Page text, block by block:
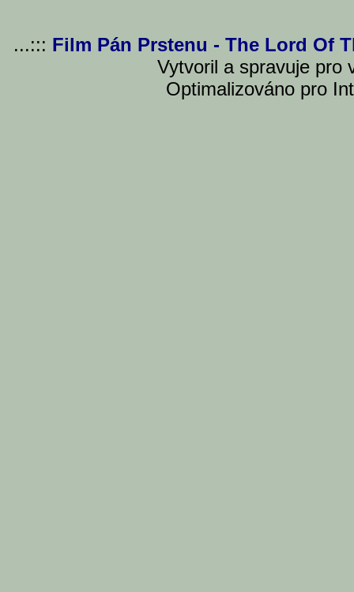
...::: Film Pán Prstenu - The Lord Of
Vytvoril a spravuje pro
Optimalizováno pro